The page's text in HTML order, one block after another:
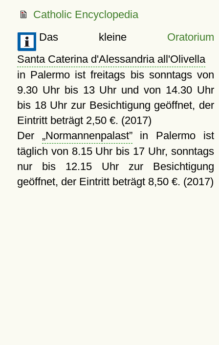
Catholic Encyclopedia
Das kleine Oratorium
Santa Caterina d'Alessandria all'Olivella
in Palermo ist freitags bis sonntags von
9.30 Uhr bis 13 Uhr und von 14.30 Uhr
bis 18 Uhr zur Besichtigung geöffnet, der
Eintritt beträgt 2,50 €. (2017)
Der
Normannenpalast in Palermo ist
täglich von 8.15 Uhr bis 17 Uhr, sonntags
nur bis 12.15 Uhr zur Besichtigung
geöffnet, der Eintritt beträgt 8,50 €. (2017)